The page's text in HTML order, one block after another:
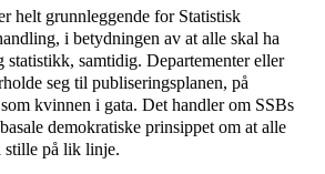
helt grunnleggende for Statistisk
i betydningen av at alle skal ha
samtidig. Departementer eller
seg til publiseringsplanen, på
kvinnen i gata. Det handler om SSBs
demokratiske prinsippet om at alle
stille på lik linje.